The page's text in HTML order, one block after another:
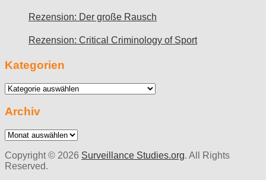
Rezension: Der große Rausch
Rezension: Critical Criminology of Sport
Kategorien
Kategorien
Archiv
Archiv
Copyright © 2026 Surveillance Studies.org. All Rights
Reserved.